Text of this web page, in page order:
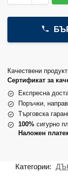
Качествени
Сертификат за
Експресна
Поръчки,
Търговска
100% сигурно
Наложен
Категории: